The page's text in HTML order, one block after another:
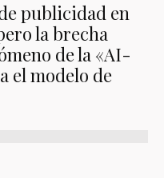
publicidad en
la brecha
de la «AI-
el modelo de